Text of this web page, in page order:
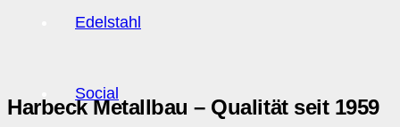
Edelstahl
Social
Harbeck Metallbau – Qualität seit 1959